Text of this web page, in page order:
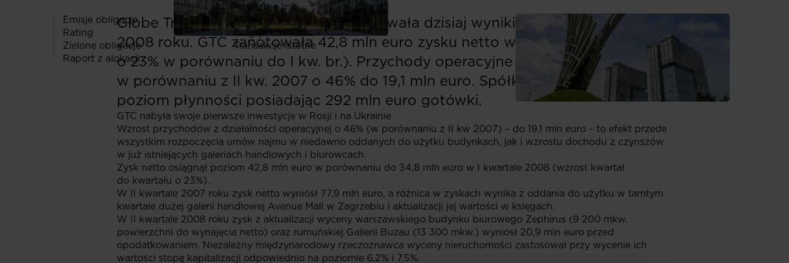
Przydatne linki
Emisje obligacje
Rating
Zielone obligacje
Raport z alokacji
Kodeksy, polityki i dokumenty
Biegły rewident
Transakcje istotne
Globe Trade Centre SA (GTC) opublikowała dzisiaj wyniki finansowe II kwartału
2008 roku. GTC zanotowała 42,8 mln euro zysku netto w II kw. 2008 (wzrost
o 23% w porównaniu do I kw. br.). Przychody operacyjne wzrosły
w porównaniu z II kw. 2007 o 46% do 19,1 mln euro. Spółka utrzymała wysoki
poziom płynności posiadając 292 mln euro gotówki.
GTC nabyła swoje pierwsze inwestycje w Rosji i na Ukrainie
Wzrost przychodów z działalności operacyjnej o 46% (w porównaniu z II kw 2007) – do 19,1 mln euro – to efekt przede
wszystkim rozpoczęcia umów najmu w niedawno oddanych do użytku budynkach, jak i wzrostu dochodu z czynszów
w już istniejących galeriach handlowych i biurowcach.
Zysk netto osiągnął poziom 42,8 mln euro w porównaniu do 34,8 mln euro w I kwartale 2008 (wzrost kwartał
do kwartału o 23%).
W II kwartale 2007 roku zysk netto wyniósł 77,9 mln euro, a różnica w zyskach wynika z oddania do użytku w tamtym
kwartale dużej galerii handlowej Avenue Mall w Zagrzebiu i aktualizacji jej wartości w księgach.
W II kwartale 2008 roku zysk z aktualizacji wyceny warszawskiego budynku biurowego Zephirus (9 200 mkw.
powierzchni do wynajęcia netto) oraz rumuńskiej Gallerii Buzau (13 300 mkw.) wyniósł 20,9 mln euro przed
opodatkowaniem. Niezależny międzynarodowy rzeczoznawca wyceny nieruchomości zastosował przy wycenie ich
wartości stopę kapitalizacji odpowiednio na poziomie 6,2% i 7,5%.